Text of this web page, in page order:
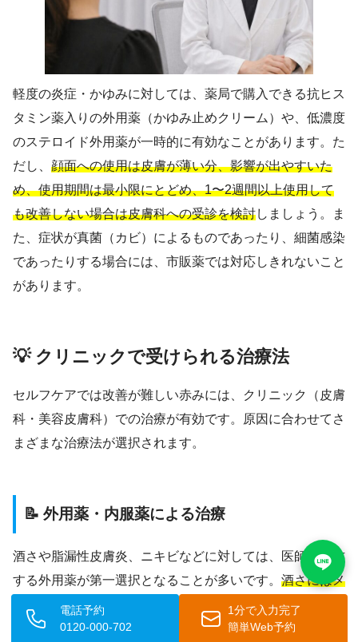
軽度の炎症・かゆみに対しては、薬局で購入できる抗ヒス
タミン薬入りの外用薬（かゆみ止めクリーム）や、低濃度
のステロイド外用薬が一時的に有効なことがあります。た
だし、 顔面への使用は皮膚が薄い分、影響が出やすいた
め、使用期間は最小限にとどめ、1〜2週間以上使用して
も改善しない場合は皮膚科への受診を検討しましょう。ま
た、症状が真菌（カビ）によるものであったり、細菌感染
であったりする場合には、市販薬では対応しきれないこと
があります。
💡 クリニックで受けられる治療法
セルフケアでは改善が難しい赤みには、クリニック（皮膚
科・美容皮膚科）での治療が有効です。原因に合わせてさ
まざまな治療法が選択されます。
📝 外用薬・内服薬による治療
酒さや脂漏性皮膚炎、ニキビなどに対しては、医師が処方
する外用薬が第一選択となることが多いです。 酒さにはメ
トロニダゾールゲルやイベルメクチンクリームが有効で、
脂漏性皮膚炎には抗真菌薬（ケトコナゾールなど）が処方
電話予約
0120-000-702
1分で入力完了
簡単Web予約